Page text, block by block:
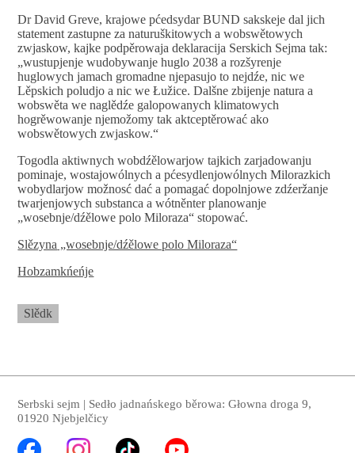
Dr David Greve, krajowe pćedsydar BUND sakskeje dal jich
statement zastupne za naturuškitowych a wobswětowych
zwjaskow, kajke podpěrowaja deklaracija Serskich Sejma tak:
„wustupjenje wudobywanje huglo 2038 a rozšyrenje
huglowych jamach gromadne njepasujo to nejdźe, nic we
Lěpskich poludjo a nic we Łužice. Dalšne zbijenje natura a
wobswěta we naglědźe galopowanych klimatowych
hogrěwowanje njemožomy tak aktceptěrować ako
wobswětowych zwjaskow.“
Togodla aktiwnych wobdźělowarjow tajkich zarjadowanju
pominaje, wostajowólnych a pćesydlenjowólnych Milorazkich
wobydlarjow možnosć dać a pomagać dopolnjowe zdźeržanje
twarjenjowych substanca a wótněnter planowanje
„wosebnje/dźělowe polo Miloraza“ stopować.
Slězyna „wosebnje/dźělowe polo Miloraza“
Hobzamkńeńje
Slědk
Serbski sejm | Sedło jadnańskego běrowa: Głowna droga 9,
01920 Njebjelčicy